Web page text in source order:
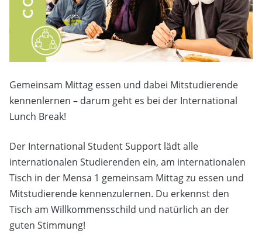
Gemeinsam Mittag essen und dabei Mitstudierende
kennenlernen – darum geht es bei der International
Lunch Break!
Der International Student Support lädt alle
internationalen Studierenden ein, am internationalen
Tisch in der Mensa 1 gemeinsam Mittag zu essen und
Mitstudierende kennenzulernen. Du erkennst den
Tisch am Willkommensschild und natürlich an der
guten Stimmung!